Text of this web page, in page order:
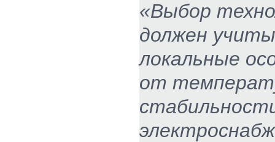
«Выбор
должен
локальные
от